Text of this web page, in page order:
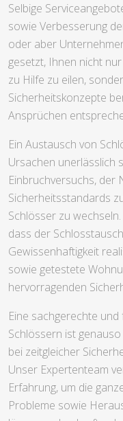
Selbige
sowie Verbesserung
oder aber
gesetzt, Ihnen nicht
zu Hilfe zu eilen,
Sicherheitskonzepte
Ansprüchen
Ein Austausch von
Ursachen unerlässlich
Einbruchversuchs, der
Sicherheitsstandards
Schlösser zu
dass der
Gewissenhaftigkeit
sowie getestete
hervorragenden
Eine sachgerechte
Schlössern ist
bei zeitgleicher
Unser Expertenteam
Erfahrung, um die
Probleme sowie